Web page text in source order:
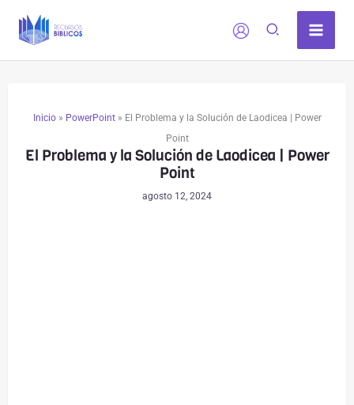
Inicio» PowerPoint» El Problema y la Solución de Laodicea | Power
Point
El Problema y la Solución de Laodicea | Power
Point
agosto 12, 2024